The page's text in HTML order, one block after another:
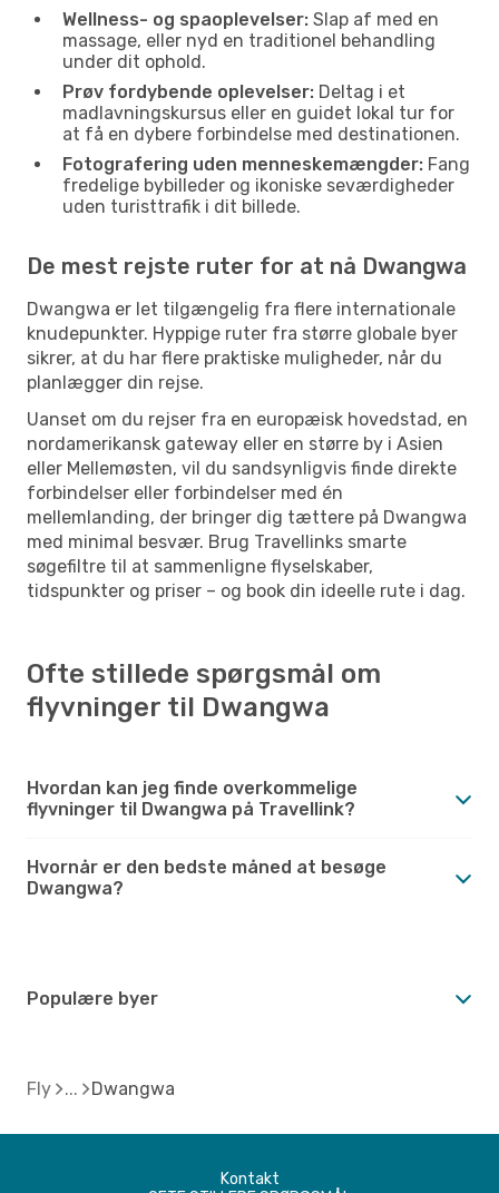
Wellness- og spaoplevelser: Slap af med en
massage, eller nyd en traditionel behandling
under dit ophold.
Prøv fordybende oplevelser: Deltag i et
madlavningskursus eller en guidet lokal tur for
at få en dybere forbindelse med destinationen.
Fotografering uden menneskemængder: Fang
fredelige bybilleder og ikoniske seværdigheder
uden turisttrafik i dit billede.
De mest rejste ruter for at nå Dwangwa
Dwangwa er let tilgængelig fra flere internationale
knudepunkter. Hyppige ruter fra større globale byer
sikrer, at du har flere praktiske muligheder, når du
planlægger din rejse.
Uanset om du rejser fra en europæisk hovedstad, en
nordamerikansk gateway eller en større by i Asien
eller Mellemøsten, vil du sandsynligvis finde direkte
forbindelser eller forbindelser med én
mellemlanding, der bringer dig tættere på Dwangwa
med minimal besvær. Brug Travellinks smarte
søgefiltre til at sammenligne flyselskaber,
tidspunkter og priser – og book din ideelle rute i dag.
Ofte stillede spørgsmål om
flyvninger til Dwangwa
Hvordan kan jeg finde overkommelige
flyvninger til Dwangwa på Travellink?
Hvornår er den bedste måned at besøge
Dwangwa?
Populære byer
Fly Dwangwa
Kontakt